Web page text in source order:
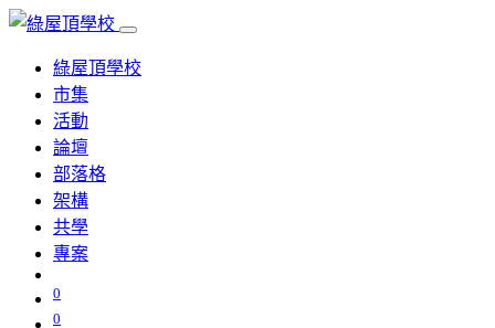
綠屋頂學校
市集
活動
論壇
部落格
架構
共學
專案
0
0